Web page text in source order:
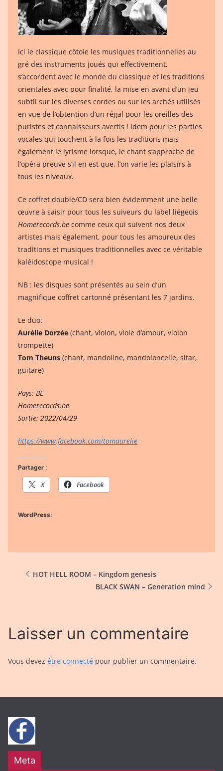
Ici le classique côtoie les musiques traditionnelles au
gré des instruments joués qui effectivement,
s’accordent avec le monde du classique et les traditions
orientales avec pour finalité, la mise en avant d’un jeu
subtil sur les diverses cordes ou sur les archès utilisés
en vue de l’obtention d’un régal pour les oreilles des
puristes et connaisseurs avertis ! Idem pour les parties
vocales qui touchent à la fois les traditions mais
également le lyrisme lorsque, le chant s’approche de
l’opéra preuve s’il en est que, l’on varie les plaisirs à
tous les niveaux.
Ce coffret double/CD sera bien évidemment une belle
œuvre à saisir pour tous les suiveurs du label liégeois
Homerecords.be comme ceux qui suivent nos deux
artistes mais également, pour tous les amoureux des
traditions et musiques traditionnelles avec ce véritable
kaléidoscope musical !
NB : les disques sont présentés au sein d’un
magnifique coffret cartonné présentant les 7 jardins.
Le duo:
Aurélie Dorzée (chant, violon, viole d’amour, violon
trompette)
Tom Theuns (chant, mandoline, mandoloncelle, sitar,
guitare)
Pays: BE
Homerecords.be
Sortie: 2022/04/29
https://www.facebook.com/tomaurelie
Partager :
X Facebook
WordPress:
HOT HELL ROOM – Kingdom genesis
BLACK SWAN – Generation mind
Laisser un commentaire
Vous devez être connecté pour publier un commentaire.
Meta